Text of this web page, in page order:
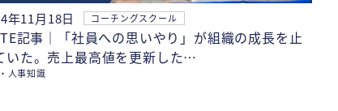
記事｜「社員への思いやり」が組織の成長を止
いた。売上最高値を更新した…
年11月18日 コーチングスクール
人事知識